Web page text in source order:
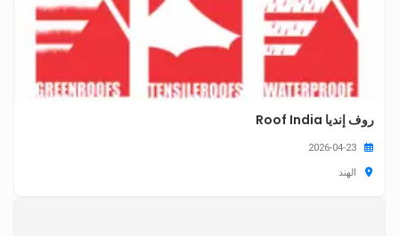
روف إنديا Roof India
الهند